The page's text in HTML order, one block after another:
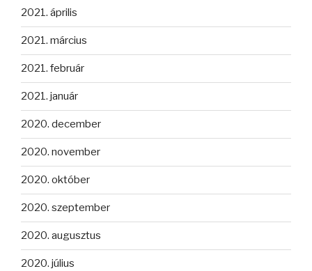
2021. április
2021. március
2021. február
2021. január
2020. december
2020. november
2020. október
2020. szeptember
2020. augusztus
2020. július